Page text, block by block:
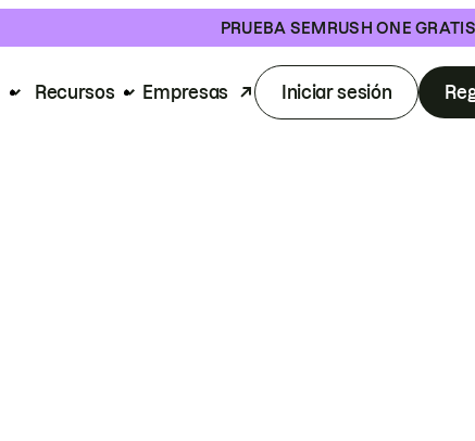
PRUEBA SEMRUSH ONE GRATIS
Recursos Empresas Iniciar sesión